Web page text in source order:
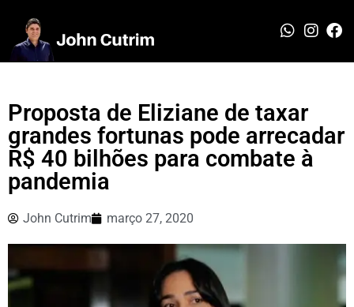
Proposta de Eliziane de taxar
grandes fortunas pode arrecadar
R$ 40 bilhões para combate à
pandemia
John Cutrim março 27, 2020